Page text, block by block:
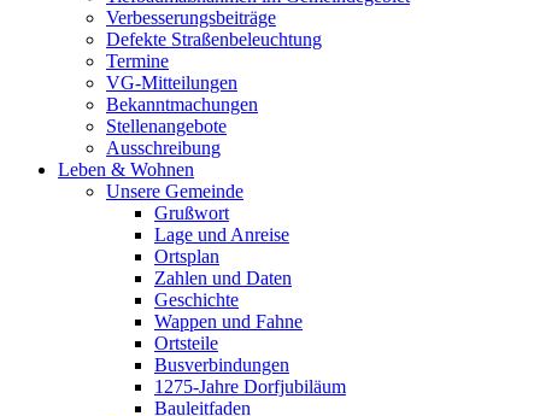
Verbesserungsbeiträge
Defekte Straßenbeleuchtung
Termine
VG-Mitteilungen
Bekanntmachungen
Stellenangebote
Ausschreibung
Leben & Wohnen
Unsere Gemeinde
Grußwort
Lage und Anreise
Ortsplan
Zahlen und Daten
Geschichte
Wappen und Fahne
Ortsteile
Busverbindungen
1275-Jahre Dorfjubiläum
Bauleitfaden